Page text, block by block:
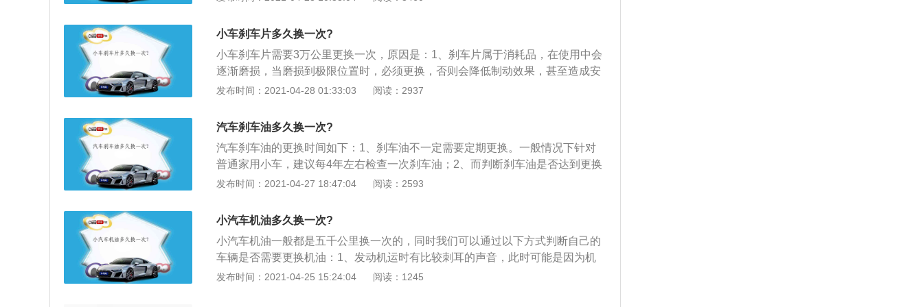
现刹车片的黑色摩擦材制快磨损没了，厚度为5毫米以下，就应该考虑进行更换
了；3、有些高挡车才会有刹车警示灯而且一般来说刹车报警线只有前刹车片才
有。当警示灯亮起，如果到这时才换，已经相当危险。因为这种警示系统有的是
直接感应刹车片的厚度，有的则是在刹车片已经完全磨完，刹车油因此极端下
降，才会使警示灯亮起。
小车刹车片多久换一次?
小车刹车片需要3万公里更换一次，原因是：1、刹车片属于消耗品，在使用中会
逐渐磨损，当磨损到极限位置时，必须更换，否则会降低制动效果，甚至造成安
全事故；2、在正常行驶条件下，要定期对刹车片进行检查，不仅要检查剩余的
位是否舒适等，发现异常情况必须立即处理。
发布时间：2021-04-28 01:33:03 阅读：2937
汽车刹车油多久换一次?
汽车刹车油的更换时间如下：1、刹车油不一定需要定期更换。一般情况下针对
普通家用小车，建议每4年左右检查一次刹车油；2、而判断刹车油是否达到更换
标准的唯一标准就是刹车油的含水率。通常建议车主驾车前往专业维修企业，专
中含水率大于5%时，刹车油就被判定为无法继续使用，需要即刻更换；3、而如
果通过检查发现刹车油含水率大于3%的时候，就意味着刹车油已经开始明显恶
化，虽然没有达到5%的含水率，但车主需要注意平时的刹车使用了，随时准备尽
快更换；4、因为刹车油中的含水率决定了刹车油的沸点，含水率越高刹车油沸
点越低，在连续制动过程中很容易导致刹车油沸腾而失去制动，这是非常危险
发布时间：2021-04-27 18:47:04 阅读：2593
小汽车机油多久换一次?
小汽车机油一般都是五千公里换一次的，同时我们可以通过以下方式判断自己的
车辆是否需要更换机油：1、发动机运时有比较刺耳的声音，此时可能是因为机
油的黏度不够，导致润滑效果下降，这时就需要及时更换机油了；2、出现油耗
发布时间：2021-04-25 15:24:04 阅读：1245